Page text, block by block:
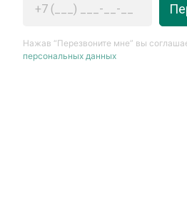
Нажав “Перезвоните мне” вы
персональных данных